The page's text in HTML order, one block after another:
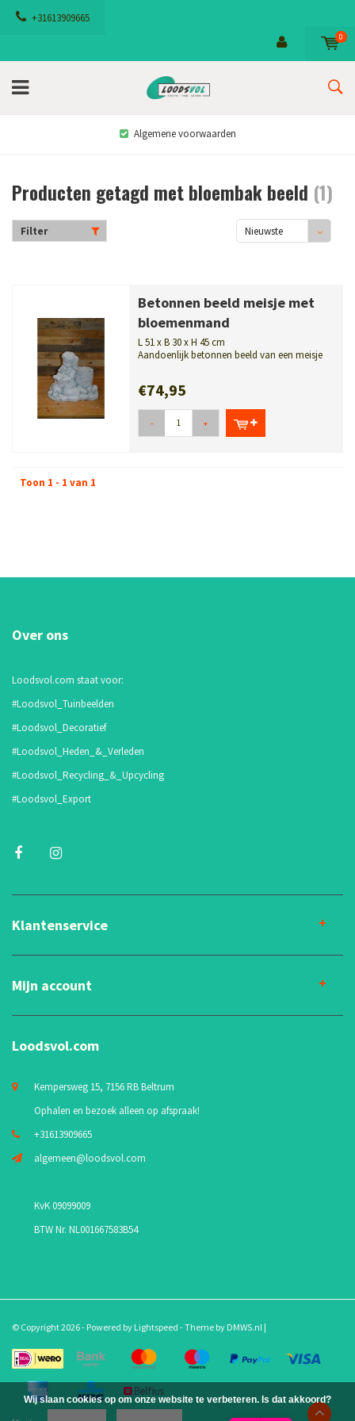
+31613909665
0
Algemene voorwaarden
Producten getagd met bloembak beeld (1)
Filter
Nieuwste
Betonnen beeld meisje met
bloemenmand
L 51 x B 30 x H 45 cm
Aandoenlijk betonnen beeld van een meisje
€74,95
- +
Toon 1 - 1 van 1
Over ons
Loodsvol.com staat voor:
#Loodsvol_Tuinbeelden
#Loodsvol_Decoratief
#Loodsvol_Heden_&_Verleden
#Loodsvol_Recycling_&_Upcycling
#Loodsvol_Export
Klantenservice
Mijn account
Loodsvol.com
Kempersweg 15, 7156 RB Beltrum
Ophalen en bezoek alleen op afspraak!
+31613909665
algemeen@loodsvol.com
KvK 09099009
BTW Nr. NL001667583B54
© Copyright 2026 - Powered by Lightspeed - Theme by DMWS.nl |
Wij slaan cookies op om onze website te verbeteren. Is dat akkoord?